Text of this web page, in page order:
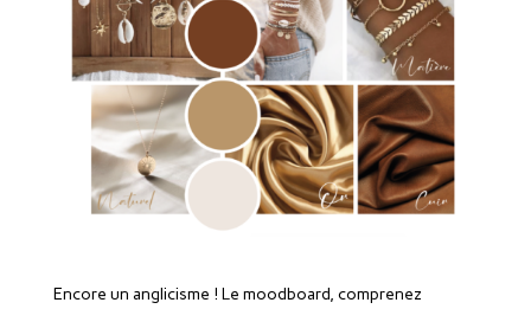
Encore un anglicisme ! Le moodboard, comprenez